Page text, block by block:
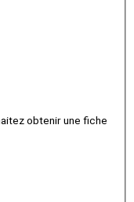
obtenir une fiche